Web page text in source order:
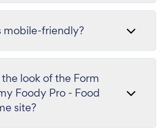
mobile-friendly?
look of the Form
Foody Pro - Food
site?